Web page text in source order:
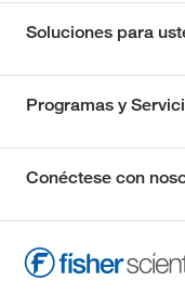
Soluciones para
Programas y
Conéctese con